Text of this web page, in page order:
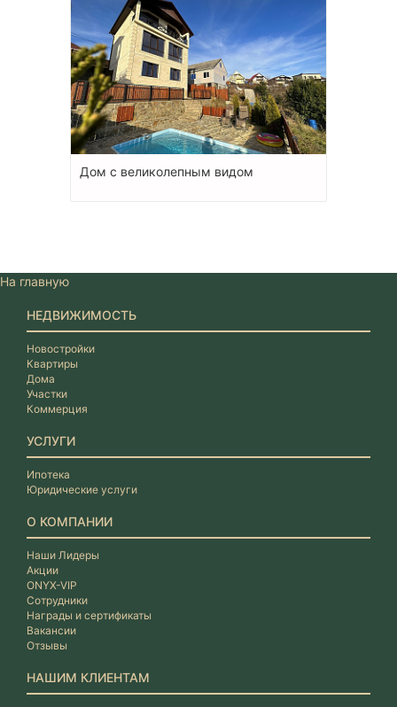
Дом с великолепным видом
На главную
НЕДВИЖИМОСТЬ
Новостройки
Квартиры
Дома
Участки
Коммерция
УСЛУГИ
Ипотека
Юридические услуги
О КОМПАНИИ
Наши Лидеры
Акции
ONYX-VIP
Сотрудники
Награды и сертификаты
Вакансии
Отзывы
НАШИМ КЛИЕНТАМ